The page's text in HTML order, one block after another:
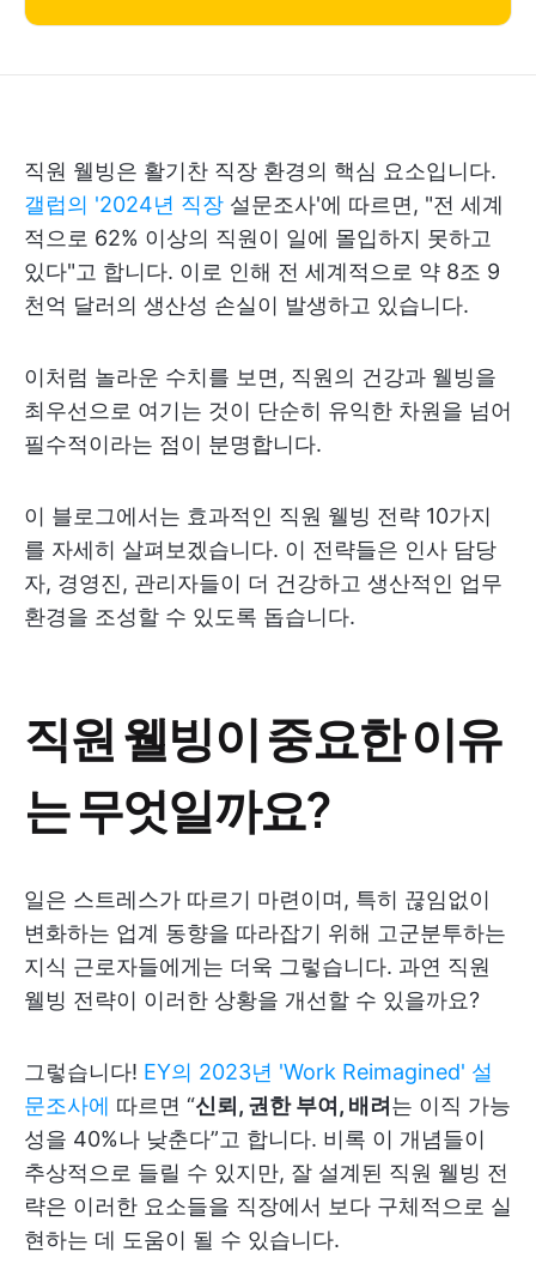
직원 웰빙은 활기찬 직장 환경의 핵심 요소입니다.
갤럽의 '2024년 직장 설문조사'에 따르면, "전 세계
적으로 62% 이상의 직원이 일에 몰입하지 못하고
있다"고 합니다. 이로 인해 전 세계적으로 약 8조 9
천억 달러의 생산성 손실이 발생하고 있습니다.
이처럼 놀라운 수치를 보면, 직원의 건강과 웰빙을
최우선으로 여기는 것이 단순히 유익한 차원을 넘어
필수적이라는 점이 분명합니다.
이 블로그에서는 효과적인 직원 웰빙 전략 10가지
를 자세히 살펴보겠습니다. 이 전략들은 인사 담당
자, 경영진, 관리자들이 더 건강하고 생산적인 업무
환경을 조성할 수 있도록 돕습니다.
직원 웰빙이 중요한 이유
는 무엇일까요?
일은 스트레스가 따르기 마련이며, 특히 끊임없이
변화하는 업계 동향을 따라잡기 위해 고군분투하는
지식 근로자들에게는 더욱 그렇습니다. 과연 직원
웰빙 전략이 이러한 상황을 개선할 수 있을까요?
그렇습니다! EY의 2023년 'Work Reimagined' 설
문조사에 따르면 “신뢰, 권한 부여, 배려 는 이직 가능
성을 40%나 낮춘다”고 합니다. 비록 이 개념들이
추상적으로 들릴 수 있지만, 잘 설계된 직원 웰빙 전
략은 이러한 요소들을 직장에서 보다 구체적으로 실
현하는 데 도움이 될 수 있습니다.